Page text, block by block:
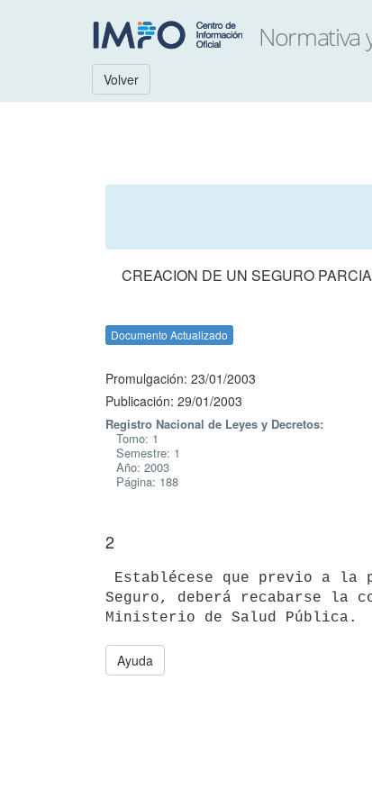
Volver
CREACION DE UN SEGURO
Documento Actualizado
Promulgación: 23/01/2003
Publicación: 29/01/2003
Registro Nacional de Leyes y Decretos:
Tomo: 1
Semestre: 1
Año: 2003
Página: 188
2
Seguro, deberá recabarse la
Ayuda